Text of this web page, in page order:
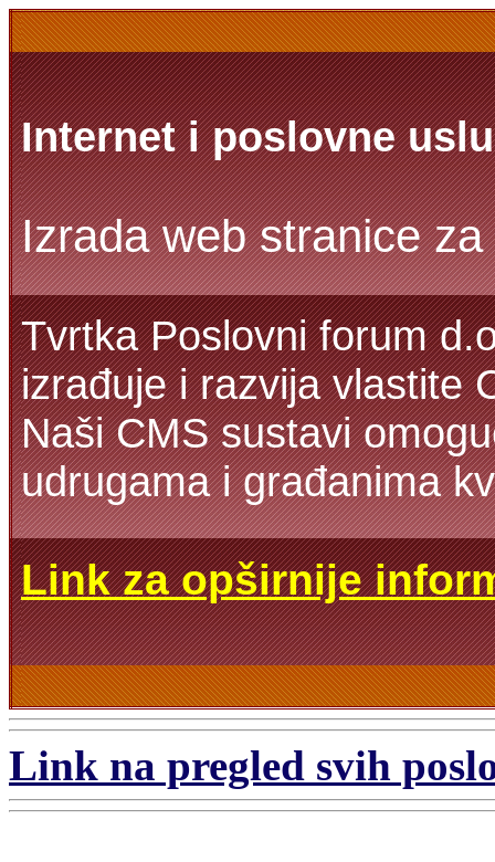
Internet i poslovne
Izrada web stranice
Tvrtka Poslovni forum
izrađuje i razvija vlastite
Naši CMS sustavi
udrugama i građanima
Link za opširnije
Link na pregled svih